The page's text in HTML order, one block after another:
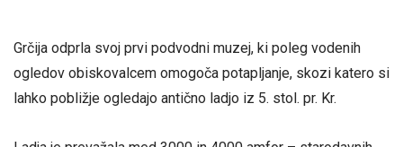
Grčija odprla svoj prvi podvodni muzej, ki poleg vodenih
ogledov obiskovalcem omogoča potapljanje, skozi katero si
lahko pobližje ogledajo antično ladjo iz 5. stol. pr. Kr.